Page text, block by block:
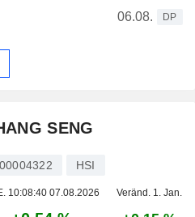
06.08.
DP
SENG
HSI
10:08:40 07.08.2026 Veränd. 1. Jan.